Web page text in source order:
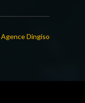
Agence Dingiso